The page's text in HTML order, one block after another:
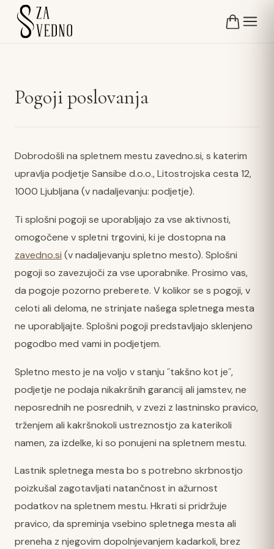
Pogoji poslovanja
Dobrodošli na spletnem mestu zavedno.si, s katerim
upravlja podjetje Sansibe d.o.o., Litostrojska cesta 12,
1000 Ljubljana (v nadaljevanju: podjetje).
Ti splošni pogoji se uporabljajo za vse aktivnosti,
omogočene v spletni trgovini, ki je dostopna na
zavedno.si (v nadaljevanju spletno mesto). Splošni
pogoji so zavezujoči za vse uporabnike. Prosimo vas,
da pogoje pozorno preberete. V kolikor se s pogoji, v
celoti ali deloma, ne strinjate našega spletnega mesta
ne uporabljajte. Splošni pogoji predstavljajo sklenjeno
pogodbo med vami in podjetjem.
Spletno mesto je na voljo v stanju ˝takšno kot je˝,
podjetje ne podaja nikakršnih garancij ali jamstev, ne
neposrednih ne posrednih, v zvezi z lastninsko pravico,
trženjem ali kakršnokoli ustreznostjo za katerikoli
namen, za izdelke, ki so ponujeni na spletnem mestu.
Lastnik spletnega mesta bo s potrebno skrbnostjo
poizkušal zagotavljati natančnost in ažurnost
podatkov na spletnem mestu. Hkrati si pridržuje
pravico, da spreminja vsebino spletnega mesta ali
preneha z njegovim dopolnjevanjem kadarkoli, brez